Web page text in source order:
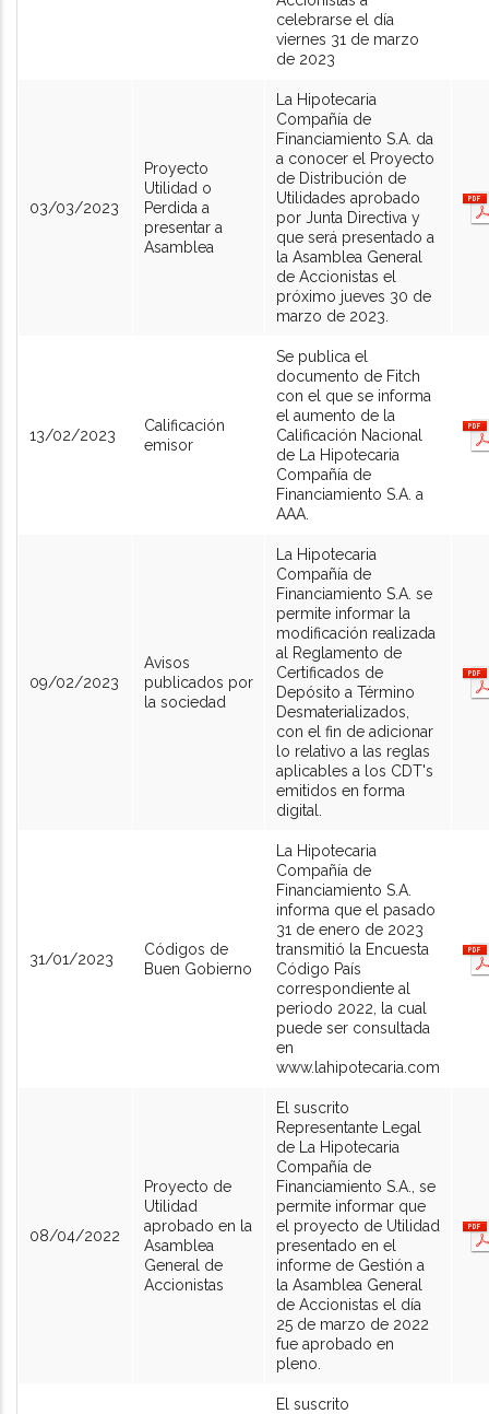
celebrarse el día
viernes 31 de marzo
de 2023
03/03/2023
Proyecto
Utilidad o
Perdida a
presentar a
Asamblea
La Hipotecaria
Compañía de
Financiamiento S.A. da
a conocer el Proyecto
de Distribución de
Utilidades aprobado
por Junta Directiva y
que será presentado a
la Asamblea General
de Accionistas el
próximo jueves 30 de
marzo de 2023.
13/02/2023
Calificación
emisor
Se publica el
documento de Fitch
con el que se informa
el aumento de la
Calificación Nacional
de La Hipotecaria
Compañía de
Financiamiento S.A. a
AAA.
09/02/2023
Avisos
publicados por
la sociedad
La Hipotecaria
Compañía de
Financiamiento S.A. se
permite informar la
modificación realizada
al Reglamento de
Certificados de
Depósito a Término
Desmaterializados,
con el fin de adicionar
lo relativo a las reglas
aplicables a los CDT's
emitidos en forma
digital.
31/01/2023
Códigos de
Buen Gobierno
La Hipotecaria
Compañía de
Financiamiento S.A.
informa que el pasado
31 de enero de 2023
transmitió la Encuesta
Código País
correspondiente al
periodo 2022, la cual
puede ser consultada
en
www.lahipotecaria.com
08/04/2022
Proyecto de
Utilidad
aprobado en la
Asamblea
General de
Accionistas
El suscrito
Representante Legal
de La Hipotecaria
Compañía de
Financiamiento S.A., se
permite informar que
el proyecto de Utilidad
presentado en el
informe de Gestión a
la Asamblea General
de Accionistas el día
25 de marzo de 2022
fue aprobado en
pleno.
El suscrito